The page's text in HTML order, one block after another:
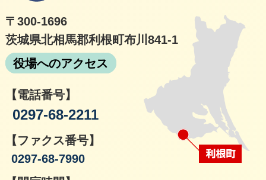
〒300-1696
茨城県北相馬郡利根町布川841-1
役場へのアクセス
【電話番号】
0297-68-2211
【ファクス番号】
0297-68-7990